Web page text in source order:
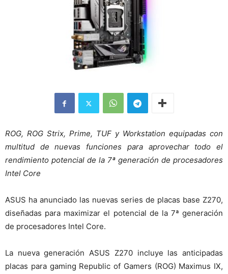
ROG, ROG Strix, Prime, TUF y Workstation equipadas con
multitud de nuevas funciones para aprovechar todo el
rendimiento potencial de la 7ª generación de procesadores
Intel Core
ASUS ha anunciado las nuevas series de placas base Z270,
diseñadas para maximizar el potencial de la 7ª generación
de procesadores Intel Core.
La nueva generación ASUS Z270 incluye las anticipadas
placas para gaming Republic of Gamers (ROG) Maximus IX,